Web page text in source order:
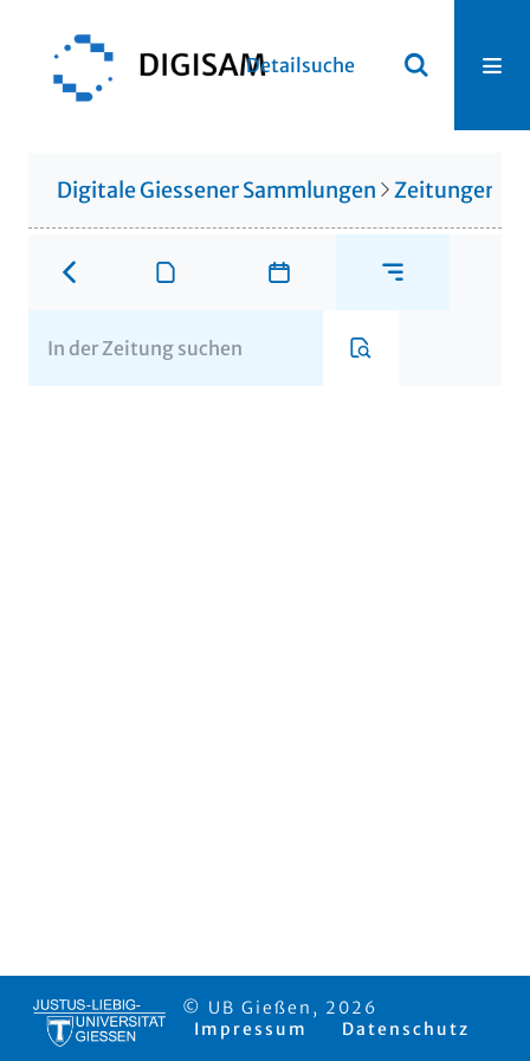
Detailsuche
Digitale Giessener Sammlungen Zeitungen
© UB Gießen, 2026
Impressum
Datenschutz